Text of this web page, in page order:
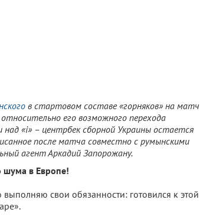
в стартовом составе «горняков» на матч
его возможного перехода
над «i» – центрбек сборной Украины остается
после матча совместно с румынскими
агент Аркадий Запорожану.
шума в Европе!
свои обязанности: готовился к этой